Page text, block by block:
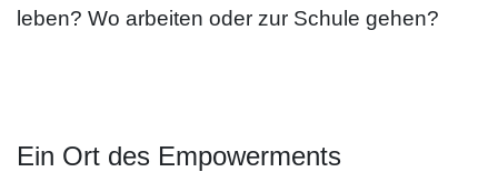
leben? Wo arbeiten oder zur Schule gehen?
Ein Ort des Empowerments